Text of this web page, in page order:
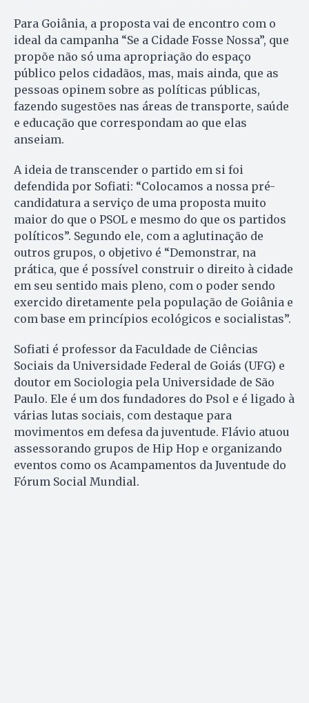
Para Goiânia, a proposta vai de encontro com o
ideal da campanha “Se a Cidade Fosse Nossa”, que
propõe não só uma apropriação do espaço
público pelos cidadãos, mas, mais ainda, que as
pessoas opinem sobre as políticas públicas,
fazendo sugestões nas áreas de transporte, saúde
e educação que correspondam ao que elas
anseiam.
A ideia de transcender o partido em si foi
defendida por Sofiati: “Colocamos a nossa pré-
candidatura a serviço de uma proposta muito
maior do que o PSOL e mesmo do que os partidos
políticos”. Segundo ele, com a aglutinação de
outros grupos, o objetivo é “Demonstrar, na
prática, que é possível construir o direito à cidade
em seu sentido mais pleno, com o poder sendo
exercido diretamente pela população de Goiânia e
com base em princípios ecológicos e socialistas”.
Sofiati é professor da Faculdade de Ciências
Sociais da Universidade Federal de Goiás (UFG) e
doutor em Sociologia pela Universidade de São
Paulo. Ele é um dos fundadores do Psol e é ligado à
várias lutas sociais, com destaque para
movimentos em defesa da juventude. Flávio atuou
assessorando grupos de Hip Hop e organizando
eventos como os Acampamentos da Juventude do
Fórum Social Mundial.